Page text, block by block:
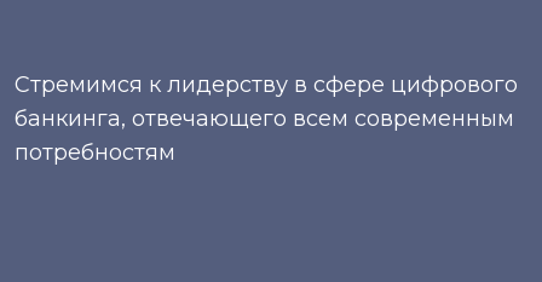
Стремимся к лидерству в сфере цифрового
банкинга, отвечающего всем современным
потребностям